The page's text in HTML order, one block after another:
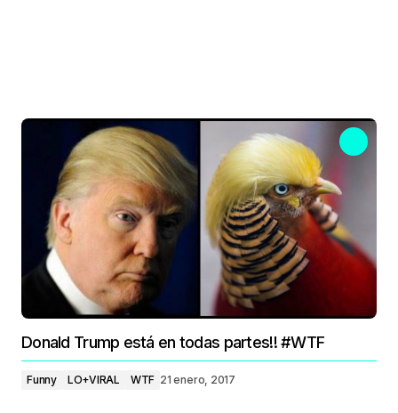
Donald Trump está en todas partes!! #WTF
Funny LO+VIRAL WTF 21 enero, 2017